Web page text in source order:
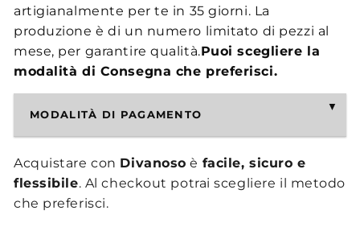
artigianalmente per te in 35 giorni. La
produzione è di un numero limitato di pezzi al
mese, per garantire qualità.Puoi scegliere la
modalità di Consegna che preferisci.
MODALITÀ DI PAGAMENTO
Acquistare con Divanoso è facile, sicuro e
flessibile. Al checkout potrai scegliere il metodo
che preferisci.